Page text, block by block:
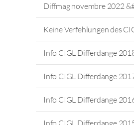
Diffmag novembre 2022
Keine Verfehlungen des
Info CIGL Differdange
Info CIGL Differdange
Info CIGL Differdange
Info CIGL Differdange